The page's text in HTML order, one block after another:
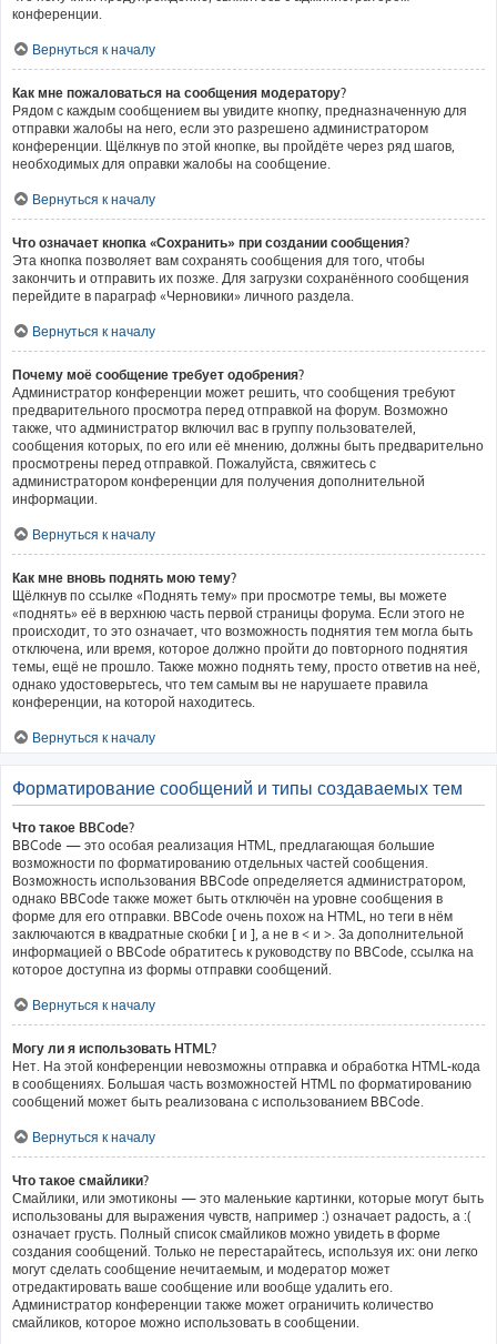
конференции.
Вернуться к началу
Как мне пожаловаться на сообщения модератору?
Рядом с каждым сообщением вы увидите кнопку, предназначенную для
отправки жалобы на него, если это разрешено администратором
конференции. Щёлкнув по этой кнопке, вы пройдёте через ряд шагов,
необходимых для оправки жалобы на сообщение.
Вернуться к началу
Что означает кнопка «Сохранить» при создании сообщения?
Эта кнопка позволяет вам сохранять сообщения для того, чтобы
закончить и отправить их позже. Для загрузки сохранённого сообщения
перейдите в параграф «Черновики» личного раздела.
Вернуться к началу
Почему моё сообщение требует одобрения?
Администратор конференции может решить, что сообщения требуют
предварительного просмотра перед отправкой на форум. Возможно
также, что администратор включил вас в группу пользователей,
сообщения которых, по его или её мнению, должны быть предварительно
просмотрены перед отправкой. Пожалуйста, свяжитесь с
администратором конференции для получения дополнительной
информации.
Вернуться к началу
Как мне вновь поднять мою тему?
Щёлкнув по ссылке «Поднять тему» при просмотре темы, вы можете
«поднять» её в верхнюю часть первой страницы форума. Если этого не
происходит, то это означает, что возможность поднятия тем могла быть
отключена, или время, которое должно пройти до повторного поднятия
темы, ещё не прошло. Также можно поднять тему, просто ответив на неё,
однако удостоверьтесь, что тем самым вы не нарушаете правила
конференции, на которой находитесь.
Вернуться к началу
Форматирование сообщений и типы создаваемых тем
Что такое BBCode?
BBCode — это особая реализация HTML, предлагающая большие
возможности по форматированию отдельных частей сообщения.
Возможность использования BBCode определяется администратором,
однако BBCode также может быть отключён на уровне сообщения в
форме для его отправки. BBCode очень похож на HTML, но теги в нём
заключаются в квадратные скобки [ и ], а не в < и >. За дополнительной
информацией о BBCode обратитесь к руководству по BBCode, ссылка на
которое доступна из формы отправки сообщений.
Вернуться к началу
Могу ли я использовать HTML?
Нет. На этой конференции невозможны отправка и обработка HTML-кода
в сообщениях. Большая часть возможностей HTML по форматированию
сообщений может быть реализована с использованием BBCode.
Вернуться к началу
Что такое смайлики?
Смайлики, или эмотиконы — это маленькие картинки, которые могут быть
использованы для выражения чувств, например :) означает радость, а :(
означает грусть. Полный список смайликов можно увидеть в форме
создания сообщений. Только не перестарайтесь, используя их: они легко
могут сделать сообщение нечитаемым, и модератор может
отредактировать ваше сообщение или вообще удалить его.
Администратор конференции также может ограничить количество
смайликов, которое можно использовать в сообщении.